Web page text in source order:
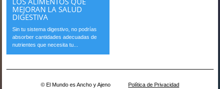
MEJORAN LA SALUD
DIGESTIVA
Sin tu sistema digestivo, no podrías
absorber cantidades adecuadas de
nutrientes que necesita tu...
© El Mundo es Ancho y Ajeno Política de Privacidad